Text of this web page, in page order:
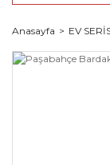
Anasayfa EV